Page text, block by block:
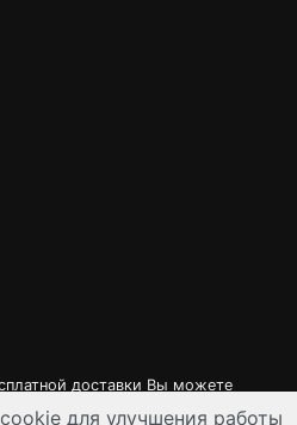
доставки Вы можете
карте для улучшения работы